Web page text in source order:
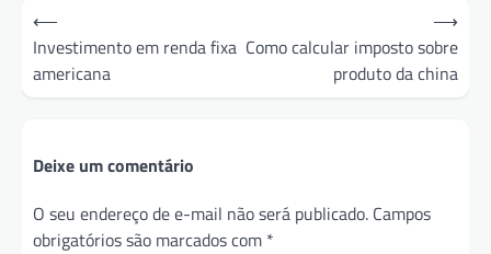
Navegação
de
Post
⟵
Investimento em renda fixa
americana
Como calcular imposto sobre
produto da china
⟶
Deixe um comentário
O seu endereço de e-mail não será publicado. Campos
obrigatórios são marcados com *